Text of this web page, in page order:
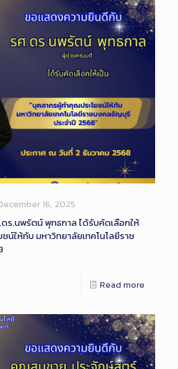
16, 2025
ร.นพรัตน์ พุทธกาล ได้รับคัดเลือกให้
น์ให้กับ มหาวิทยาลัยเทคโนโลยีราช
Read more